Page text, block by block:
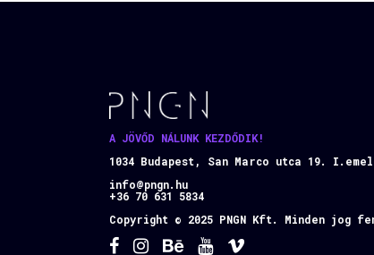
A JÖVŐD NÁLUNK KEZDŐDIK!
1034 Budapest, San Marco utca 19.
info@pngn.hu
+36 70 631 5834
Copyright © 2025 PNGN Kft. Minden jog